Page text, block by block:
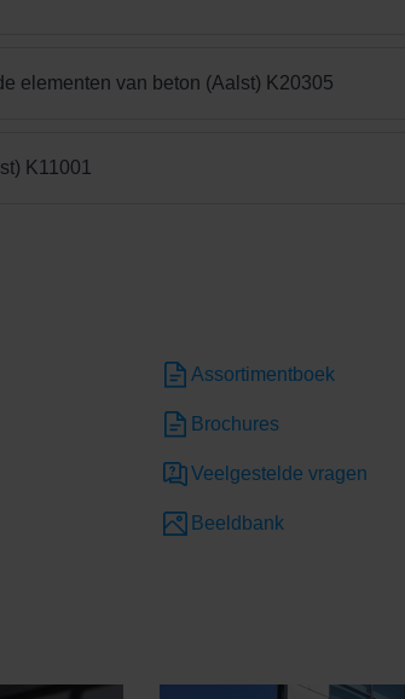
elementen van beton (Aalst) K20305
K11001
Assortimentboek
Brochures
Veelgestelde vragen
Beeldbank